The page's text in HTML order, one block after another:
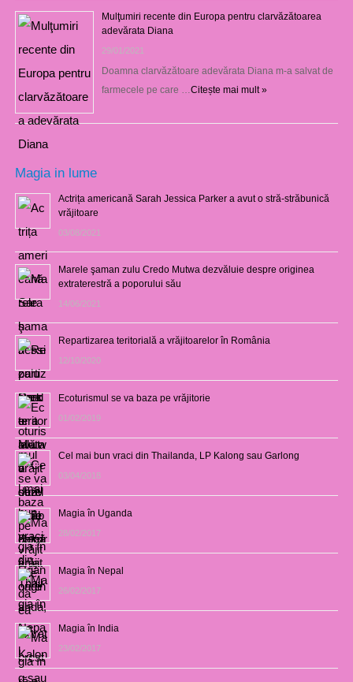
Mulţumiri recente din Europa pentru clarvăzătoarea
adevărata Diana
29/01/2021
Doamna clarvăzătoare adevărata Diana m-a salvat de
farmecele pe care … Citește mai mult »
Magia in lume
Actrița americană Sarah Jessica Parker a avut o stră-străbunică
vrăjitoare
03/08/2021
Marele şaman zulu Credo Mutwa dezvăluie despre originea
extraterestră a poporului său
14/06/2021
Repartizarea teritorială a vrăjitoarelor în România
12/10/2020
Ecoturismul se va baza pe vrăjitorie
01/02/2019
Cel mai bun vraci din Thailanda, LP Kalong sau Garlong
03/04/2018
Magia în Uganda
28/02/2017
Magia în Nepal
26/02/2017
Magia în India
23/02/2017